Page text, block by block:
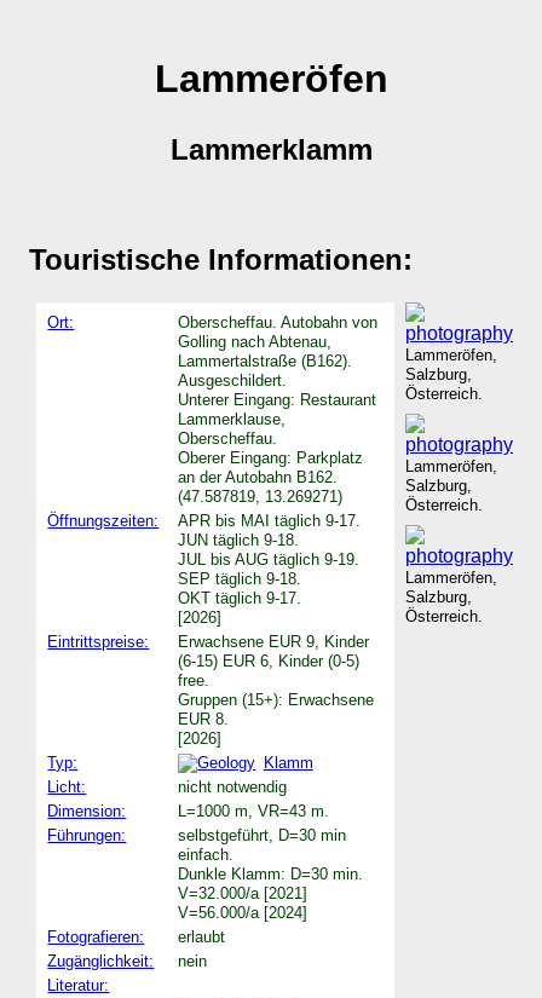
Lammeröfen
Lammerklamm
Touristische Informationen:
Lammeröfen,
Salzburg,
Österreich.
Lammeröfen,
Salzburg,
Österreich.
Lammeröfen,
Salzburg,
Österreich.
Ort:
Oberscheffau. Autobahn von
Golling nach Abtenau,
Lammertalstraße (B162).
Ausgeschildert.
Unterer Eingang: Restaurant
Lammerklause,
Oberscheffau.
Oberer Eingang: Parkplatz
an der Autobahn B162.
(47.587819, 13.269271)
Öffnungszeiten:
APR bis MAI täglich 9-17.
JUN täglich 9-18.
JUL bis AUG täglich 9-19.
SEP täglich 9-18.
OKT täglich 9-17.
[2026]
Eintrittspreise:
Erwachsene EUR 9, Kinder
(6-15) EUR 6, Kinder (0-5)
free.
Gruppen (15+): Erwachsene
EUR 8.
[2026]
Typ:
Klamm
Licht:
nicht notwendig
Dimension:
L=1000 m, VR=43 m.
Führungen:
selbstgeführt, D=30 min
einfach.
Dunkle Klamm: D=30 min.
V=32.000/a [2021]
V=56.000/a [2024]
Fotografieren:
erlaubt
Zugänglichkeit:
nein
Literatur: